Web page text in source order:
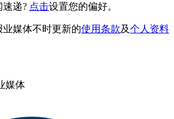
速递? 点击设置您的偏好。
媒体不时更新的使用条款及个人资料
媒体